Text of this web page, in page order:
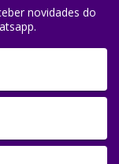
novidades do